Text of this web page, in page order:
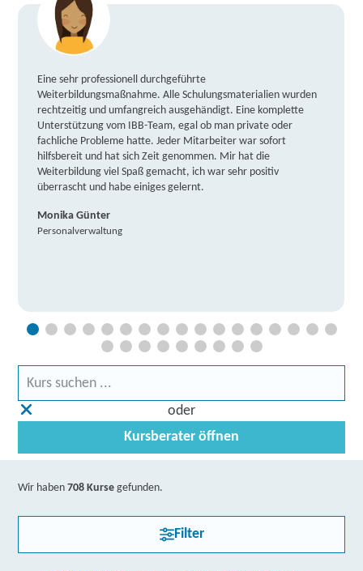
Eine sehr professionell durchgeführte
Weiterbildungsmaßnahme. Alle Schulungsmaterialien wurden
rechtzeitig und umfangreich ausgehändigt. Eine komplette
Unterstützung vom IBB-Team, egal ob man private oder
fachliche Probleme hatte. Jeder Mitarbeiter war sofort
hilfsbereit und hat sich Zeit genommen. Mir hat die
Weiterbildung viel Spaß gemacht, ich war sehr positiv
überrascht und habe einiges gelernt.
Monika Günter
Personalverwaltung
oder
Kursberater öffnen
Wir haben708 Kurse gefunden.
Filter